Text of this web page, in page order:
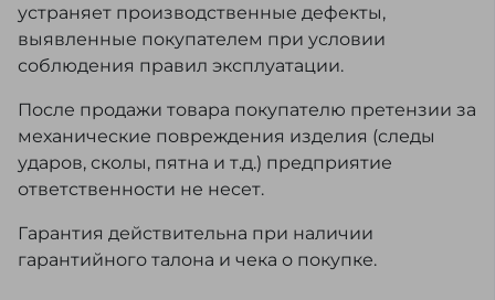
устраняет производственные дефекты,
выявленные покупателем при условии
соблюдения правил эксплуатации.
После продажи товара покупателю претензии за
механические повреждения изделия (следы
ударов, сколы, пятна и т.д.) предприятие
ответственности не несет.
Гарантия действительна при наличии
гарантийного талона и чека о покупке.